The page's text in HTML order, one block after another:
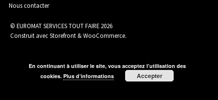
Catalogue Spécial Matériaux
CHANTIERS
Nous contacter
© EUROMAT SERVICES TOUT FAIRE 2026
Construit avec Storefront & WooCommerce.
En continuant à utiliser le site, vous acceptez l’utilisation des
cookies.Plus d’informations Accepter